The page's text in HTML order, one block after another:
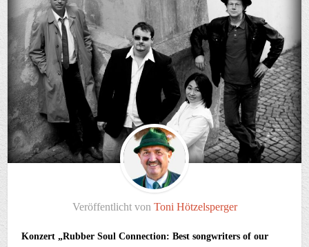
Veröffentlicht von Toni Hötzelsperger
Konzert „Rubber Soul Connection: Best songwriters of our